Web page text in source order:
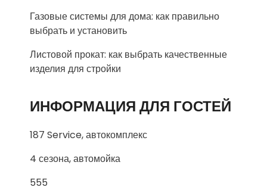
Газовые системы для дома: как правильно
выбрать и установить
Листовой прокат: как выбрать качественные
изделия для стройки
ИНФОРМАЦИЯ ДЛЯ ГОСТЕЙ
187 Service, автокомплекс
4 сезона, автомойка
555